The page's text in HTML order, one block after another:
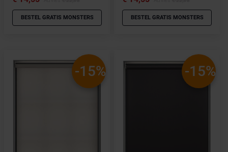
BESTEL GRATIS MONSTERS BESTEL GRATIS MONSTERS
-15% -15%